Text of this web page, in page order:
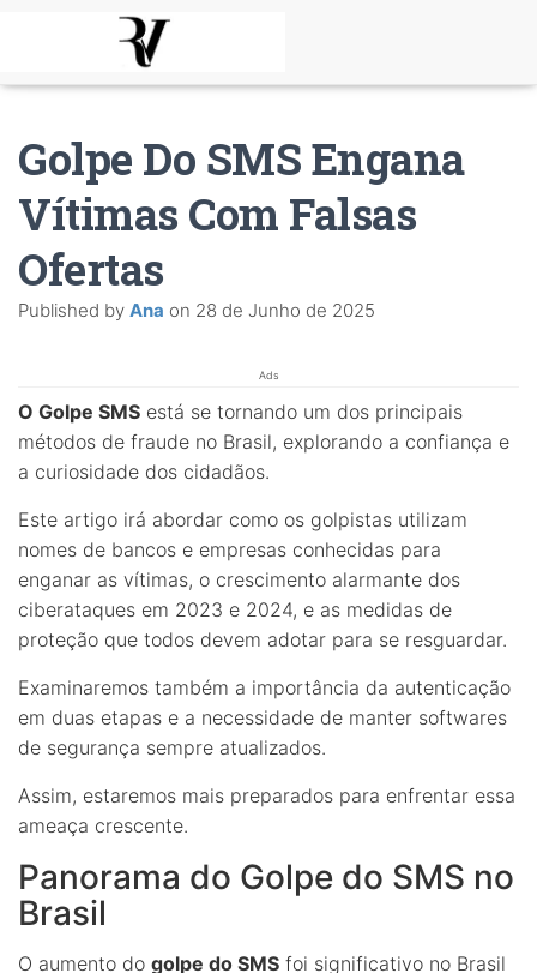
Golpe Do SMS Engana
Vítimas Com Falsas
Ofertas
Published by Ana on 28 de Junho de 2025
Ads
O Golpe SMS está se tornando um dos principais
métodos de fraude no Brasil, explorando a confiança e
a curiosidade dos cidadãos.
Este artigo irá abordar como os golpistas utilizam
nomes de bancos e empresas conhecidas para
enganar as vítimas, o crescimento alarmante dos
ciberataques em 2023 e 2024, e as medidas de
proteção que todos devem adotar para se resguardar.
Examinaremos também a importância da autenticação
em duas etapas e a necessidade de manter softwares
de segurança sempre atualizados.
Assim, estaremos mais preparados para enfrentar essa
ameaça crescente.
Panorama do Golpe do SMS no
Brasil
O aumento do golpe do SMS foi significativo no Brasil